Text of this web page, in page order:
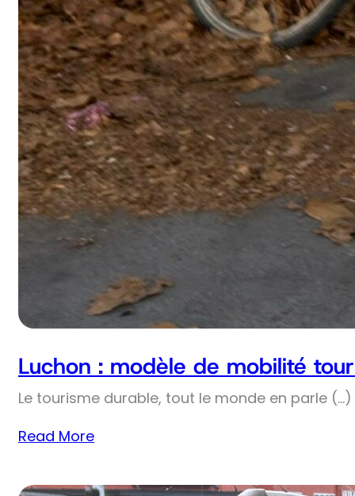
Luchon : modèle de mobilité
Le tourisme durable, tout le monde en parle
Read More